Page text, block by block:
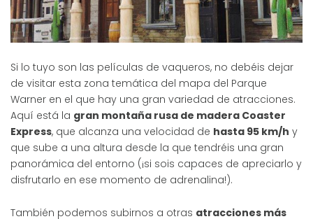
Si lo tuyo son las películas de vaqueros, no debéis dejar
de visitar esta zona temática del mapa del Parque
Warner en el que hay una gran variedad de atracciones.
Aquí está la gran montaña rusa de madera Coaster
Express, que alcanza una velocidad de hasta 95 km/h y
que sube a una altura desde la que tendréis una gran
panorámica del entorno (¡si sois capaces de apreciarlo y
disfrutarlo en ese momento de adrenalina!).
También podemos subirnos a otras atracciones más